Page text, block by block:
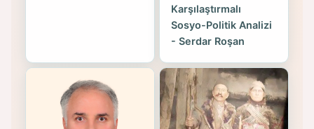
Karşılaştırmalı
Sosyo-Politik Analizi
- Serdar Roşan